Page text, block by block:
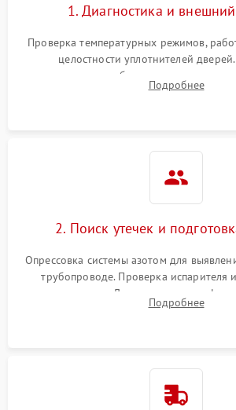
работе
2000 ₽
1000 ₽
1800 ₽
1. Диагностика и
Проверка температурных режимов,
целостности уплотнителей
сопротивления обмоток мотора,
считывание кодов ошибок с
Подробнее
2. Поиск утечек и
Опрессовка системы азотом для
трубопроводе. Проверка испарителя
течеискателем. Демонтаж старого
продувка капиллярной трубки для
Подробнее